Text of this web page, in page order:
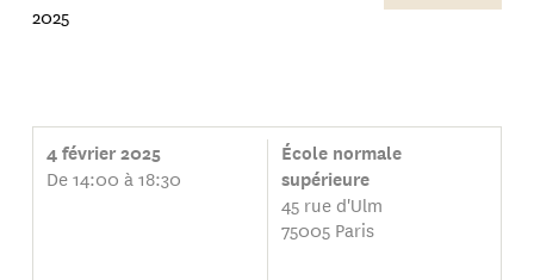
2025
4 février 2025
De 14:00 à 18:30
École normale
supérieure
45 rue d'Ulm
75005 Paris